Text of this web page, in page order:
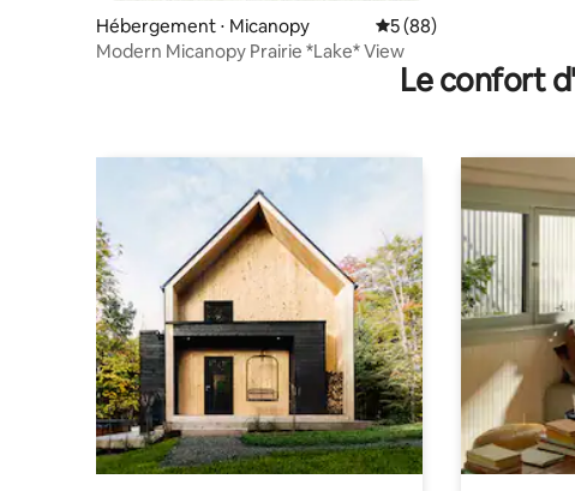
Hébergement ⋅ Micanopy Évaluation moyenne sur
5 (88)
Modern Micanopy Prairie *Lake* View
Le confort